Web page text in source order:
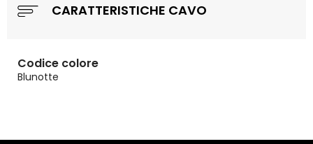
CARATTERISTICHE CAVO
Codice colore
Blunotte